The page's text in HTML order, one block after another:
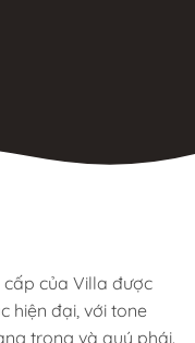
của Villa được
hiện đại, với tone
trọng và quý phái.